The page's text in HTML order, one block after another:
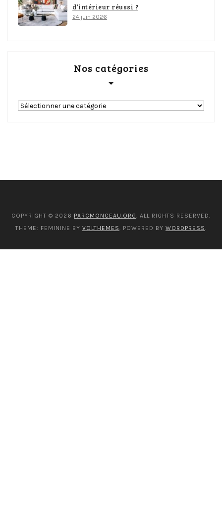
d’intérieur réussi ?
24 juin 2026
Nos catégories
COPYRIGHT © 2026 PARCMONCEAU.ORG. ALL RIGHTS RESERVED.
THEME: FEMININE BY VOLTHEMES. POWERED BY WORDPRESS.